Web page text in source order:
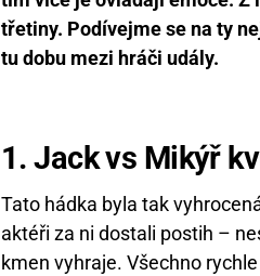
třetiny. Podívejme se na ty
tu dobu mezi hráči udály.
1. Jack vs Mikýř
Tato hádka byla tak
aktéři za ni dostali postih –
kmen vyhraje. Všechno